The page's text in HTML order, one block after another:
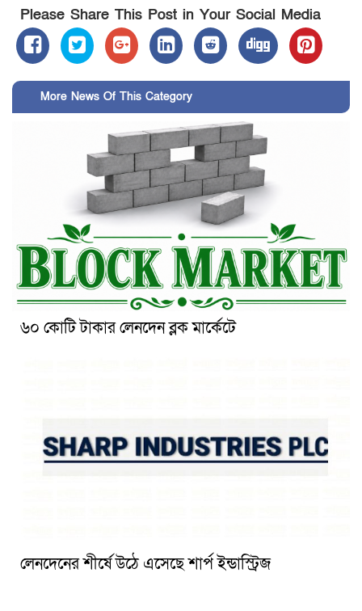
Please Share This Post in Your Social Media
More News Of This Category
৬০ কোটি টাকার লেনদেন ব্লক মার্কেটে
লেনদেনের শীর্ষে উঠে এসেছে শার্প ইন্ডাস্ট্রিজ